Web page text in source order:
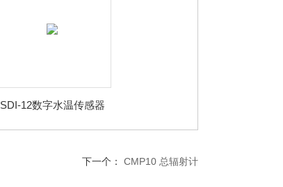
SDI-12数字水温传感器
下一个： CMP10 总辐射计